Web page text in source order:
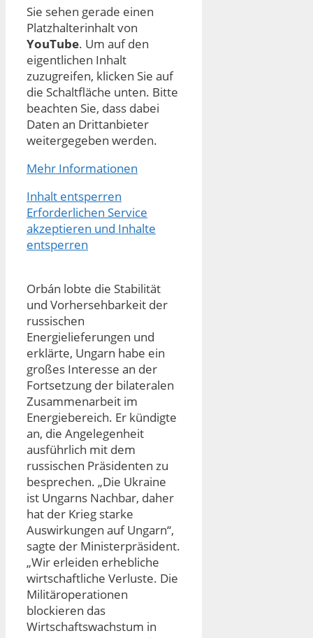
Sie sehen gerade einen
Platzhalterinhalt von
YouTube. Um auf den
eigentlichen Inhalt
zuzugreifen, klicken Sie auf
die Schaltfläche unten. Bitte
beachten Sie, dass dabei
Daten an Drittanbieter
weitergegeben werden.
Mehr Informationen
Inhalt entsperren
Erforderlichen Service
akzeptieren und Inhalte
entsperren
Orbán lobte die Stabilität
und Vorhersehbarkeit der
russischen
Energielieferungen und
erklärte, Ungarn habe ein
großes Interesse an der
Fortsetzung der bilateralen
Zusammenarbeit im
Energiebereich. Er kündigte
an, die Angelegenheit
ausführlich mit dem
russischen Präsidenten zu
besprechen. „Die Ukraine
ist Ungarns Nachbar, daher
hat der Krieg starke
Auswirkungen auf Ungarn“,
sagte der Ministerpräsident.
„Wir erleiden erhebliche
wirtschaftliche Verluste. Die
Militäroperationen
blockieren das
Wirtschaftswachstum in